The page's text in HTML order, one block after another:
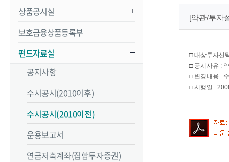
상품공시실
보호금융상품등록부
펀드자료실
공지사항
수시공시(2010이후)
수시공시(2010이전)
운용보고서
연금저축계좌(집합투자증권)
[약관/투자
□ 대상투자신
□ 공시사유 :
□ 변경내용 :
□ 시행일 :